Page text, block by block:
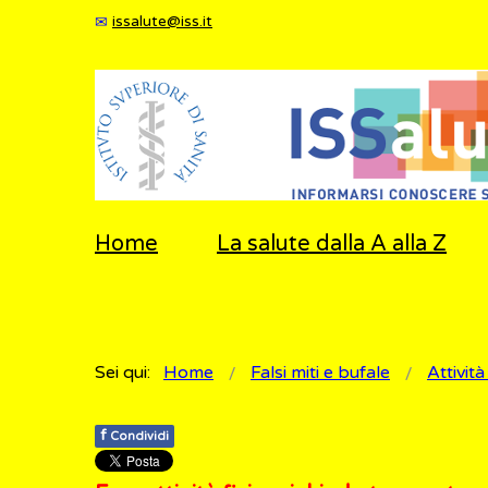
issalute@iss.it
Home La salute dalla A alla Z
Sei qui: Home Falsi miti e bufale Attività
f Condividi